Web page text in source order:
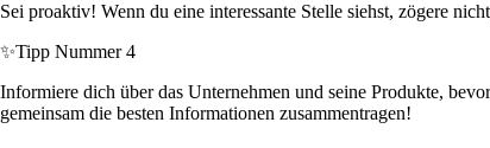
Sei proaktiv! Wenn du eine interessante Stelle siehst, zögere
✨Tipp Nummer 4
Informiere dich über das Unternehmen und seine Produkte,
gemeinsam die besten Informationen zusammentragen!